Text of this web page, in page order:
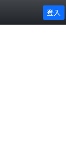
登入